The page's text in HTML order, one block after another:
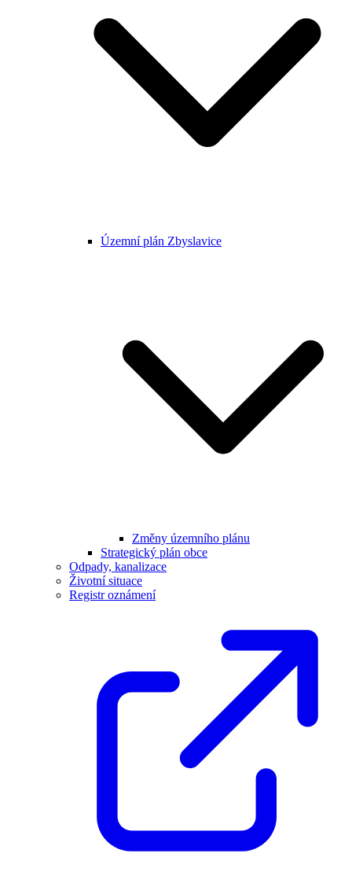
Územní plán Zbyslavice
Změny územního plánu
Strategický plán obce
Odpady, kanalizace
Životní situace
Registr oznámení